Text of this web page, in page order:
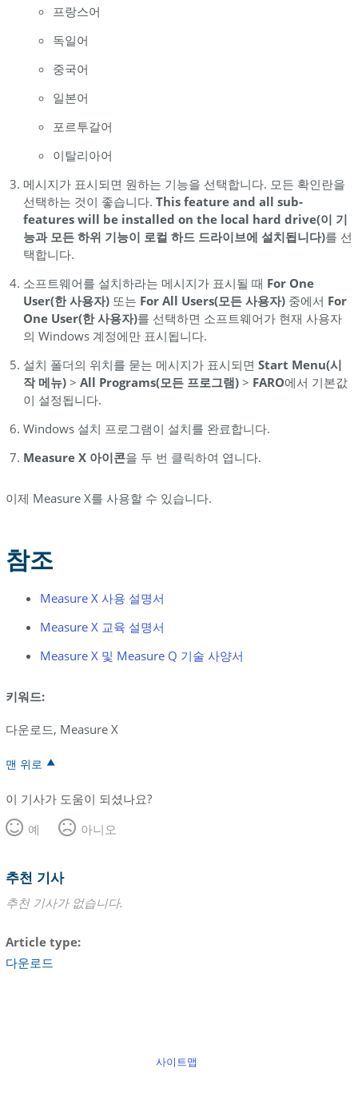
프랑스어
독일어
중국어
일본어
포르투갈어
이탈리아어
메시지가 표시되면 원하는 기능을 선택합니다. 모든 확인란을
선택하는 것이 좋습니다. This feature and all sub-
features will be installed on the local hard drive(이 기
능과 모든 하위 기능이 로컬 하드 드라이브에 설치됩니다)를 선
택합니다.
소프트웨어를 설치하라는 메시지가 표시될 때 For One
User(한 사용자)또는 For All Users(모든 사용자)중에서 For
One User(한 사용자)를 선택하면 소프트웨어가 현재 사용자
의 Windows 계정에만 표시됩니다.
설치 폴더의 위치를 묻는 메시지가 표시되면 Start Menu(시
작 메뉴)> All Programs(모든 프로그램)> FARO에서 기본값
이 설정됩니다.
Windows 설치 프로그램이 설치를 완료합니다.
Measure X 아이콘을 두 번 클릭하여 엽니다.
이제 Measure X를 사용할 수 있습니다.
참조
Measure X 사용 설명서
Measure X 교육 설명서
Measure X 및 Measure Q 기술 사양서
키워드:
다운로드, Measure X
맨 위로
이 기사가 도움이 되셨나요?
예
아니오
추천 기사
추천 기사가 없습니다.
Article type
다운로드
사이트맵